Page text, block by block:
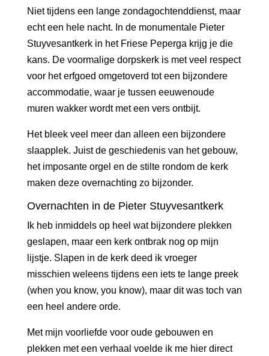
Niet tijdens een lange zondagochtenddienst, maar
echt een hele nacht. In de monumentale Pieter
Stuyvesantkerk in het Friese Peperga krijg je die
kans. De voormalige dorpskerk is met veel respect
voor het erfgoed omgetoverd tot een bijzondere
accommodatie, waar je tussen eeuwenoude
muren wakker wordt met een vers ontbijt.
Het bleek veel meer dan alleen een bijzondere
slaapplek. Juist de geschiedenis van het gebouw,
het imposante orgel en de stilte rondom de kerk
maken deze overnachting zo bijzonder.
Overnachten in de Pieter Stuyvesantkerk
Ik heb inmiddels op heel wat bijzondere plekken
geslapen, maar een kerk ontbrak nog op mijn
lijstje. Slapen in de kerk deed ik vroeger
misschien weleens tijdens een iets te lange preek
(when you know, you know), maar dit was toch van
een heel andere orde.
Met mijn voorliefde voor oude gebouwen en
plekken met een verhaal voelde ik me hier direct